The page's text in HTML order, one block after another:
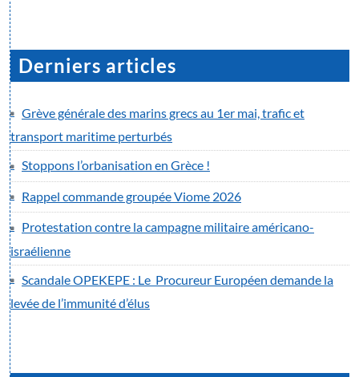
Derniers articles
Grève générale des marins grecs au 1er mai, trafic et
transport maritime perturbés
Stoppons l’orbanisation en Grèce !
Rappel commande groupée Viome 2026
Protestation contre la campagne militaire américano-
israélienne
Scandale OPEKEPE : Le Procureur Européen demande la
levée de l’immunité d’élus